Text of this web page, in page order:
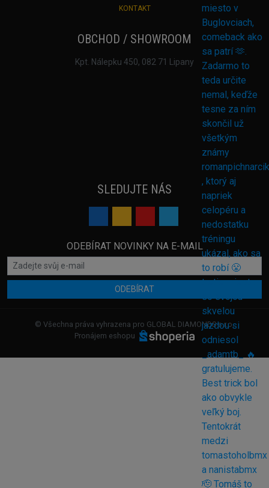
KONTAKT
OBCHOD / SHOWROOM
Kpt. Nálepku 450, 082 71 Lipany
SLEDUJTE NÁS
ODEBÍRAT NOVINKY NA E-MAIL
ODEBÍRAT
© Všechna práva vyhrazena pro GLOBAL DIAMONDS s.r.o.
Pronájem eshopu